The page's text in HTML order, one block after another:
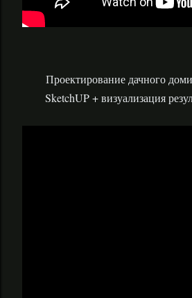
Проектирование дачного
SketchUP + визуализация